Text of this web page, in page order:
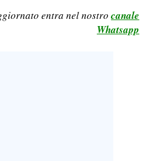
entra nel nostro canale
Whatsapp